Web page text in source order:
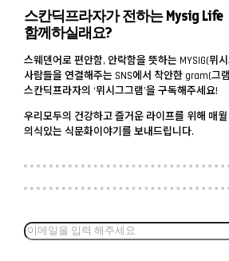
스칸딕프라자가 전하는 Mysig Life
함께하실래요?
스웨덴어로 편안함, 안락함을 뜻하는 MYSIG(뮈
사람들을 연결해주는 SNS에서 착안한 gram(그
스칸딕프라자의 ‘뮈시그그램’을 구독해주세요!
우리모두의 건강하고 즐거운 라이프를 위해 매
의식있는 식문화이야기를 보내드립니다.